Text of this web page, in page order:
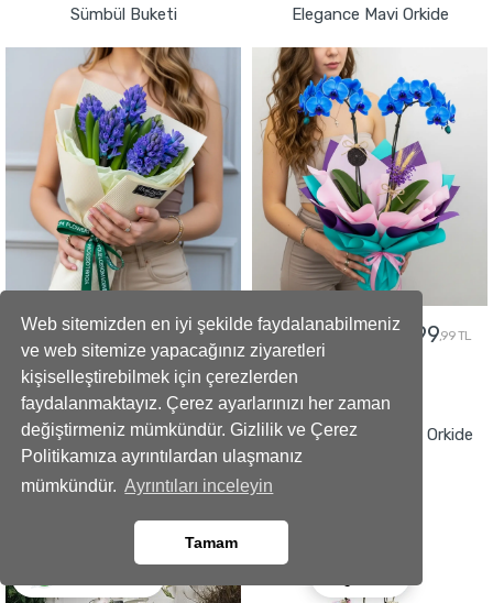
Web sitemizden en iyi şekilde faydalanabilmeniz
ve web sitemize yapacağınız ziyaretleri
kişiselleştirebilmek için çerezlerden
faydalanmaktayız. Çerez ayarlarınızı her zaman
değiştirmeniz mümkündür. Gizlilik ve Çerez
Politikamıza ayrıntılardan ulaşmanız
mümkündür. Ayrıntıları inceleyin
Tamam
Sümbül Buketi
2999,99 TL 2699 ,99 TL
GÖNDER
Elegance Mavi Orkide
2799,99 TL 2499,99 TL
GÖNDER
Yapay Beyaz Orkide Çiçeği
Premium Alacalı Mavi Orkide